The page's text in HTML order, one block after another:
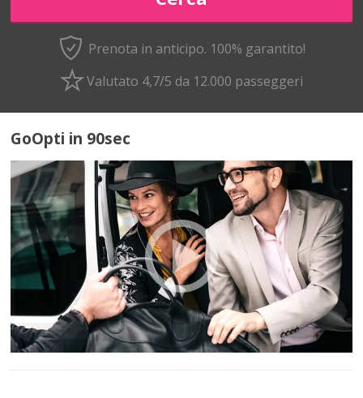
Prenota in anticipo. 100% garantito!
Valutato 4,7/5 da 12.000 passeggeri
GoOpti in 90sec